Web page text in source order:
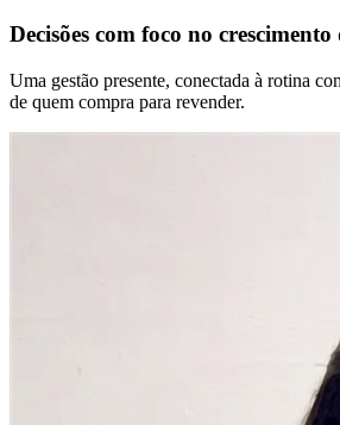
Decisões com foco no crescimento
Uma gestão presente, conectada à rotina
de quem compra para revender.